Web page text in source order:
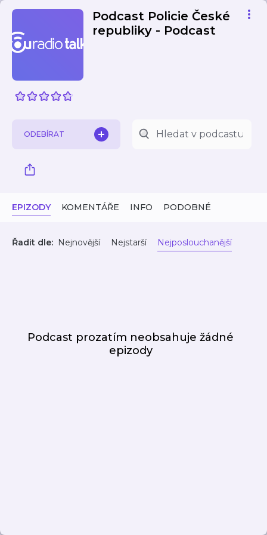
Podcast Policie České
republiky - Podcast
ODEBÍRAT
EPIZODY KOMENTÁŘE INFO PODOBNÉ
Řadit dle: Nejnovější Nejstarší Nejposlouchanější
Podcast prozatím neobsahuje žádné
epizody